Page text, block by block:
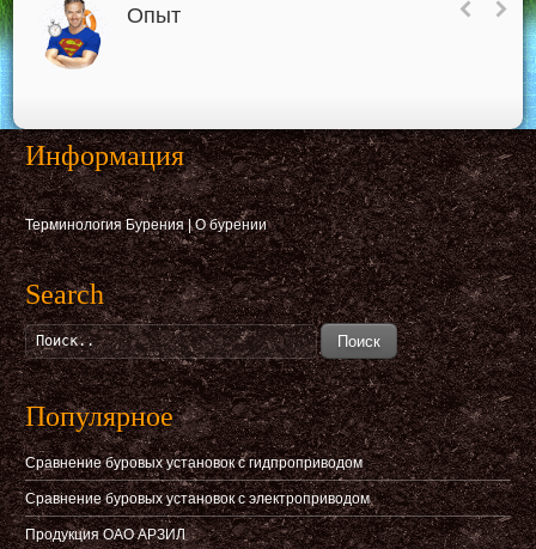
Опыт
Информация
Терминология Бурения|О бурении
Search
Поиск
Популярное
Сравнение буровых установок с гидпроприводом
Сравнение буровых установок с электроприводом
Продукция ОАО АРЗИЛ